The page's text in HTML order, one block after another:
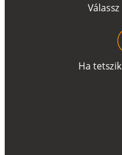
Válassz
Ha tetszik